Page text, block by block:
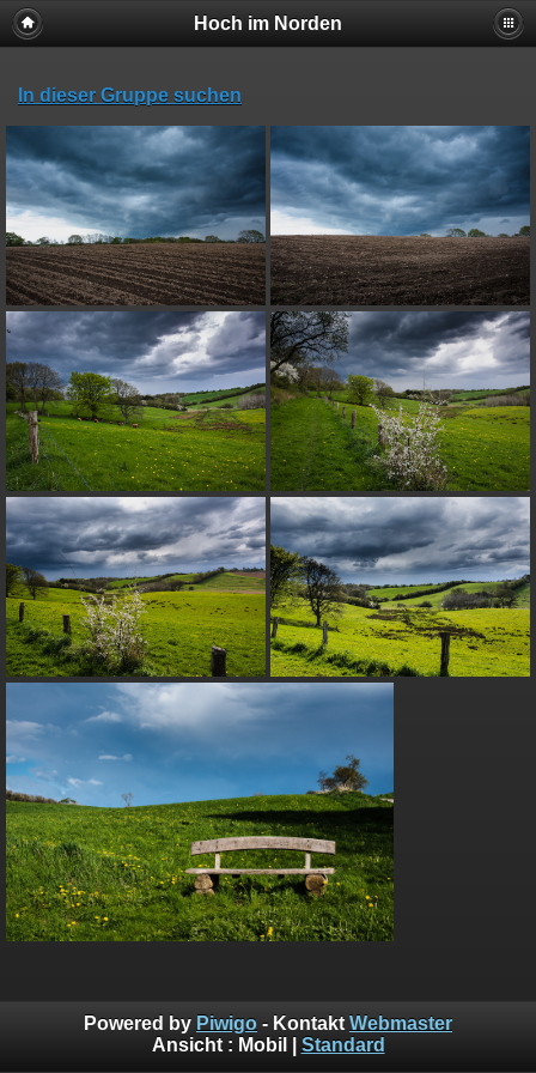
Hoch im Norden
In dieser Gruppe suchen
Powered by Piwigo - Kontakt Webmaster
Ansicht : Mobil Standard